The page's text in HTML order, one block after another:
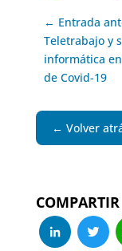
← Entrada
Teletrabajo y
informática
de Covid-19
← Volver
COMPARTIR